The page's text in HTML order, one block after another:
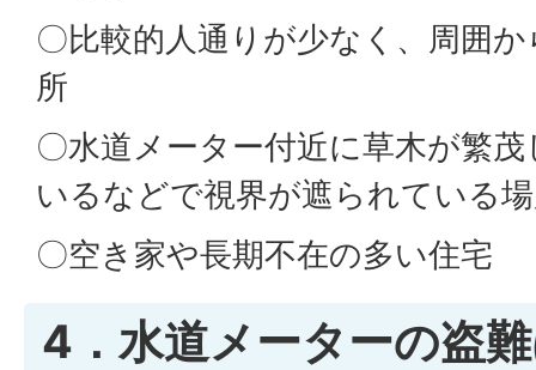
〇比較的人通りが少なく、周囲
所
〇水道メーター付近に草木が繁
いるなどで視界が遮られている
〇空き家や長期不在の多い住宅
4．水道メーターの盗